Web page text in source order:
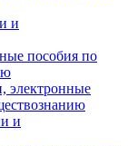
и
пособия по
электронные
и